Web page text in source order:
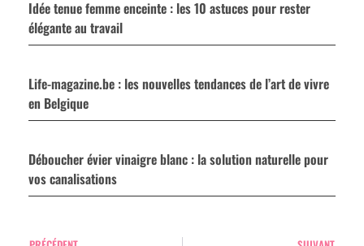
Idée tenue femme enceinte : les 10 astuces pour rester
élégante au travail
Life-magazine.be : les nouvelles tendances de l’art de vivre
en Belgique
Déboucher évier vinaigre blanc : la solution naturelle pour
vos canalisations